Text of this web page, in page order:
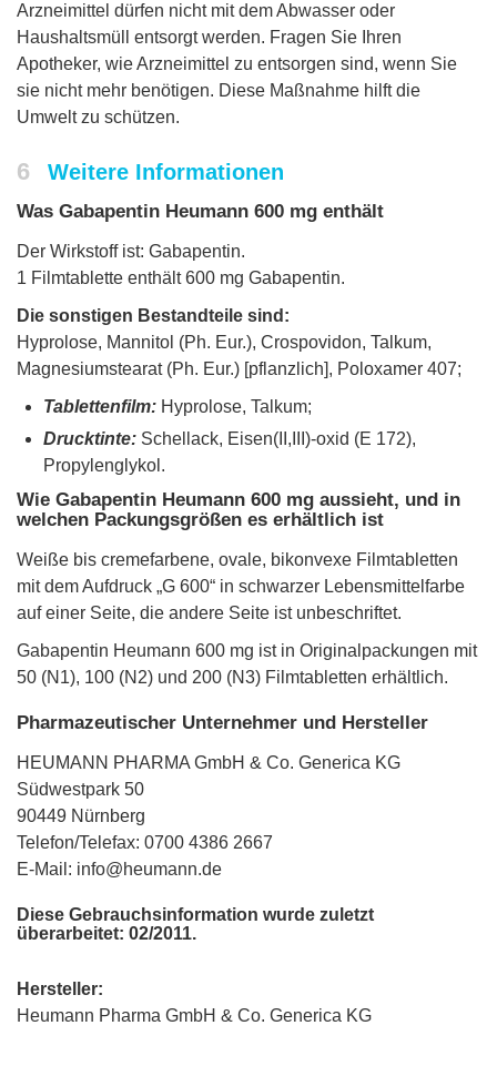
Arzneimittel dürfen nicht mit dem Abwasser oder
Haushaltsmüll entsorgt werden. Fragen Sie Ihren
Apotheker, wie Arzneimittel zu entsorgen sind, wenn Sie
sie nicht mehr benötigen. Diese Maßnahme hilft die
Umwelt zu schützen.
6 Weitere Informationen
Was Gabapentin Heumann 600 mg enthält
Der Wirkstoff ist: Gabapentin.
1 Filmtablette enthält 600 mg Gabapentin.
Die sonstigen Bestandteile sind:
Hyprolose, Mannitol (Ph. Eur.), Crospovidon, Talkum,
Magnesiumstearat (Ph. Eur.) [pflanzlich], Poloxamer 407;
Tablettenfilm: Hyprolose, Talkum;
Drucktinte: Schellack, Eisen(II,III)-oxid (E 172),
Propylenglykol.
Wie Gabapentin Heumann 600 mg aussieht, und in
welchen Packungsgrößen es erhältlich ist
Weiße bis cremefarbene, ovale, bikonvexe Filmtabletten
mit dem Aufdruck „G 600“ in schwarzer Lebensmittelfarbe
auf einer Seite, die andere Seite ist unbeschriftet.
Gabapentin Heumann 600 mg ist in Originalpackungen mit
50 (N1), 100 (N2) und 200 (N3) Filmtabletten erhältlich.
Pharmazeutischer Unternehmer und Hersteller
HEUMANN PHARMA GmbH & Co. Generica KG
Südwestpark 50
90449 Nürnberg
Telefon/Telefax: 0700 4386 2667
E-Mail: info@heumann.de
Diese Gebrauchsinformation wurde zuletzt
überarbeitet: 02/2011.
Hersteller:
Heumann Pharma GmbH & Co. Generica KG